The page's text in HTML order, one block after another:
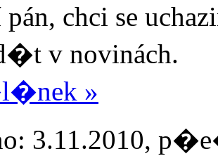
chci se
v novinách.
»
3.11.2010,